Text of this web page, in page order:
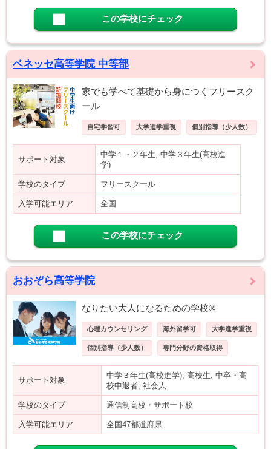
この学校にチェック
ベネッセ高等学院 中等部
家でも学べて基礎から身につくフリースク
ール
自宅学習可 大学進学重視 個別指導（少人数）
サポート対象
中学１・２年生, 中学３年生(高校進
学)
学校のタイプ フリースクール
入学可能エリア 全国
この学校にチェック
おおぞら高等学院
なりたい大人になるための学校®
心理カウンセリング 海外留学可 大学進学重視
個別指導（少人数） 専門分野の資格取得
サポート対象
中学３年生(高校進学), 高校生, 中卒・高
校中退者, 社会人
学校のタイプ 通信制高校・サポート校
入学可能エリア 全国47都道府県